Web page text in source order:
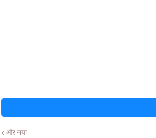
और नया